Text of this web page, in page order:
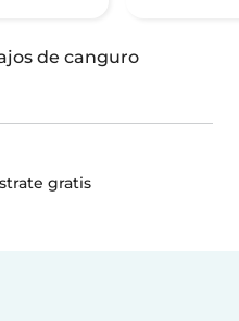
de canguro
gratis